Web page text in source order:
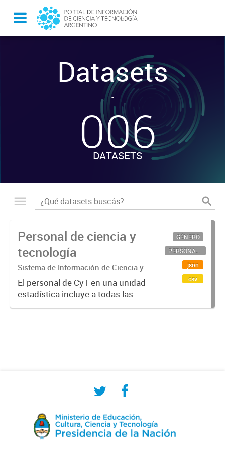
Datasets
-
006
DATASETS
Personal de ciencia y
tecnología
Sistema de Información de Ciencia y
Tecnología Argentino (SICYTAR)
El personal de CyT en una unidad
estadística incluye a todas las
personas involucradas
GÉNERO
PERSONAL CIENTÍFICO-TECNOLÓGICO
json
csv